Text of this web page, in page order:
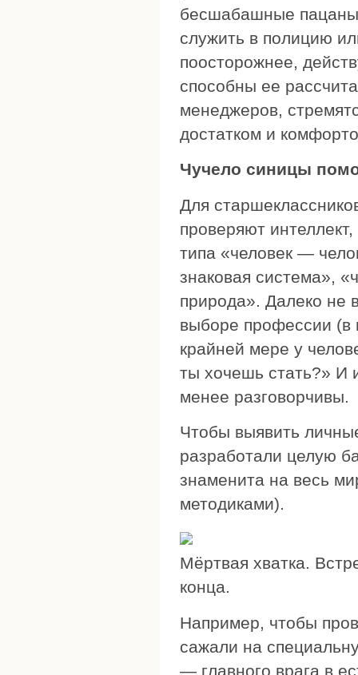
бесшабашные
служить в полицию
поосторожнее,
способны ее
менеджеров,
достатком и
Чучело синицы
Для
проверяют
типа «человек —
знаковая система»,
природа». Далеко не
выборе профессии
крайней мере у
ты хочешь стать?» И
менее разговорчивы.
Чтобы выявить
разработали целую
знаменита на весь
методиками).
Мёртвая хватка.
конца.
Например, чтобы
сажали на
— главного врага в